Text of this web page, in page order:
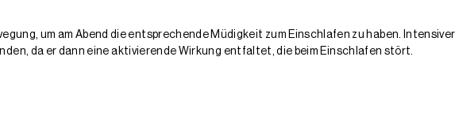
um am Abend die entsprechende Müdigkeit zum Einschlafen zu haben.
da er dann eine aktivierende Wirkung entfaltet, die beim Einschlafen stört.